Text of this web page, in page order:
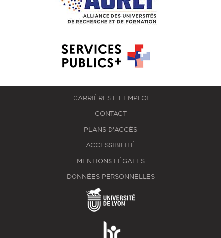
CARRIÈRES ET EMPLOI
CONTACT
PLANS D'ACCÈS
ACCESSIBILITÉ
MENTIONS LÉGALES
DONNÉES PERSONNELLES